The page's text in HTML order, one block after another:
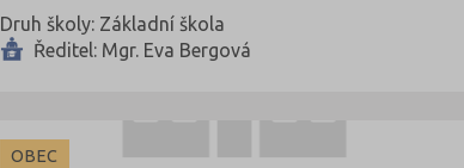
Havlíčkův Brod (49)
Hodonín (67)
Druh školy: Základní škola
Ředitel: Mgr. Eva Bergová
OBEC